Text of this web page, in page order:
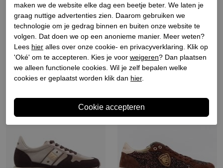
Blauer
Heren sneakers zwart bruin
€ 169,90 € 84,95
Blauer
Dames sneakers gevoerd
creme
€ 134,90 € 67,45
Sale
maken we de website elke dag een beetje beter. We laten je
graag nuttige advertenties zien. Daarom gebruiken we
technologie om je gedrag binnen en buiten onze website te
volgen. Dat doen we op een anonieme manier. Meer weten?
Lees hier alles over onze cookie- en privacyverklaring. Klik op
'Oké' om te accepteren. Kies je voor weigeren? Dan plaatsen
we alleen functionele cookies. Wil je zelf bepalen welke
cookies er geplaatst worden klik dan hier.